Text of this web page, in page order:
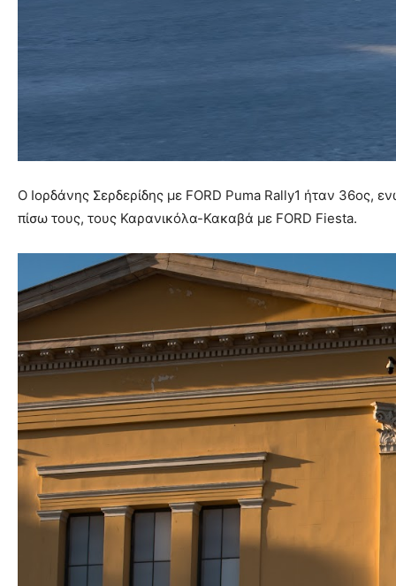
Ο Ιορδάνης Σερδερίδης με FORD Puma Rally1 ήταν 36ος,
πίσω τους, τους Καρανικόλα-Κακαβά με FORD Fiesta.